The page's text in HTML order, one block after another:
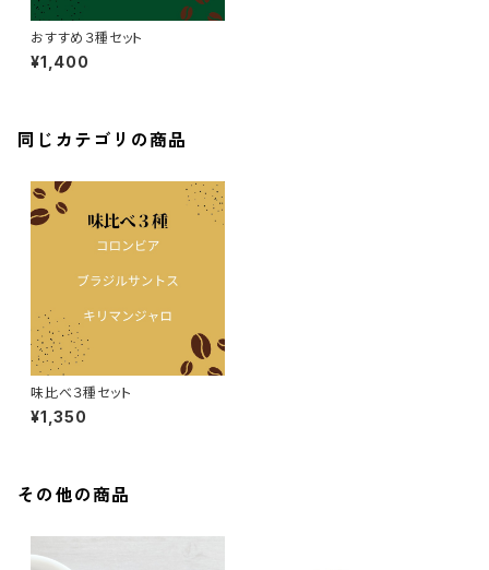
おすすめ３種セット
¥1,400
同じカテゴリの商品
味比べ３種セット
¥1,350
その他の商品